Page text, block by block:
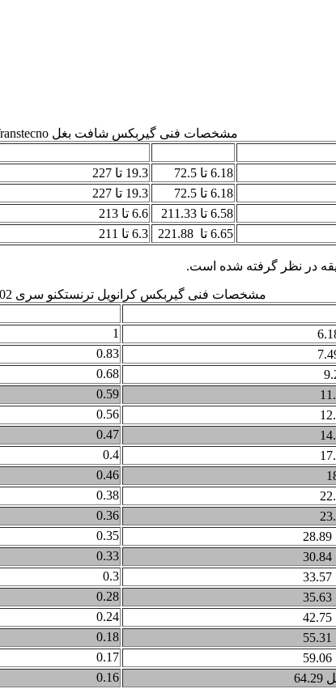
مشخصات فنی گیربکس شافت بغل Transtecno
6.18 تا 72.5 19.3 تا 227
6.18 تا 72.5 19.3 تا 227
6.58 تا 211.33 6.6 تا 213
6.65 تا 221.88 6.3 تا 211
مشخصات فنی گیربکس کرانویل ترنستکنو سری CMB402
1
0.83
0.68
0.59
0.56
0.47
0.4
0.46
0.38
0.36
0.35
0.33
0.3
0.28
0.24
0.18
0.17
0.16